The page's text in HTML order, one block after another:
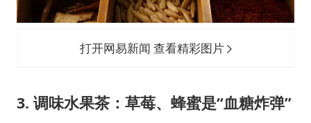
打开网易新闻 查看精彩图片
3. 调味水果茶：草莓、蜂蜜是“血糖炸弹”